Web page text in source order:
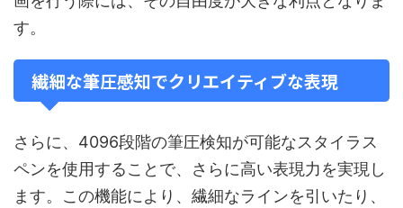
す。
繊細な筆圧感知でクリエイティブな表現
さらに、4096段階の筆圧検知が可能なスタイラス
ペンを使用することで、さらに高い表現力を実現し
ます。この機能により、繊細なラインを引いたり、